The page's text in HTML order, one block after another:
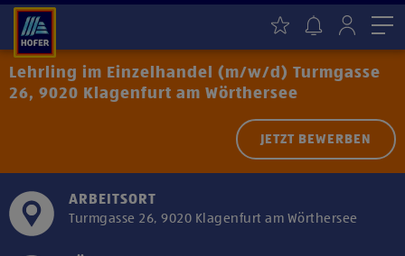
Lehrling im Einzelhandel (m/w/d) Turmgasse
26, 9020 Klagenfurt am Wörthersee
JETZT BEWERBEN
ARBEITSORT
Turmgasse 26, 9020 Klagenfurt am Wörthersee